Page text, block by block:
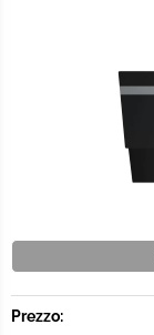
Prezzo: